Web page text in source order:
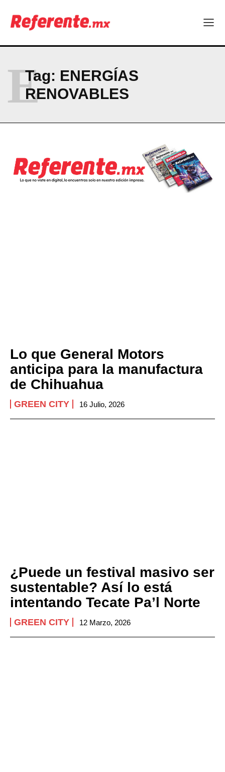
Tag: ENERGÍAS
RENOVABLES
E
Lo que General Motors
anticipa para la manufactura
de Chihuahua
GREEN CITY 16 Julio, 2026
¿Puede un festival masivo ser
sustentable? Así lo está
intentando Tecate Pa’l Norte
GREEN CITY 12 Marzo, 2026